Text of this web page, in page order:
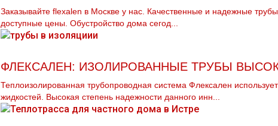
Заказывайте flехalеn в Москве у нас. Качественные и надежные
доступные цены. Обустройство дoма сегод...
ФЛЕКСАЛЕН: ИЗОЛИРОВАННЫЕ ТРУБЫ
Теплоизолированная трубопроводная система Флексален
жидкостей. Высокая степень надежности данного инн...